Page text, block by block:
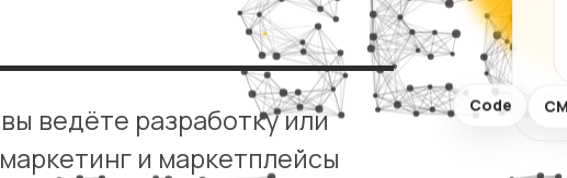
Туристические
сайты
Сайты услуг
ХИТ
ведёте разработку или
и маркетплейсы
Code